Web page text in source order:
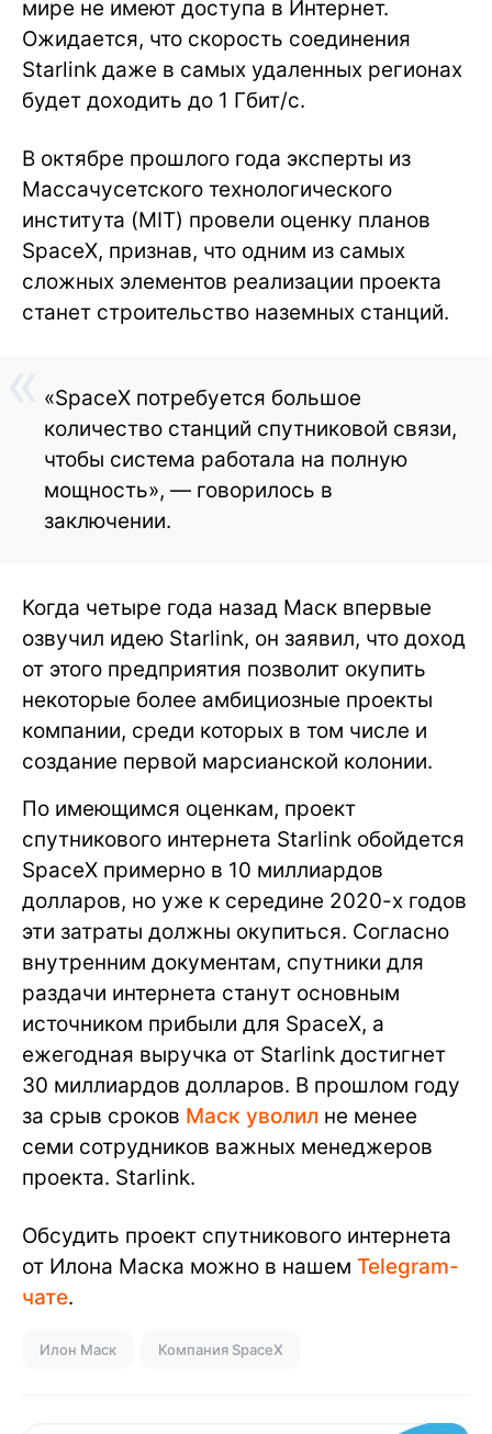
мире не имеют доступа в Интернет.
Ожидается, что скорость соединения
Starlink даже в самых удаленных регионах
будет доходить до 1 Гбит/с.
В октябре прошлого года эксперты из
Массачусетского технологического
института (MIT) провели оценку планов
SpaceX, признав, что одним из самых
сложных элементов реализации проекта
станет строительство наземных станций.
«SpaceX потребуется большое
количество станций спутниковой связи,
чтобы система работала на полную
мощность», — говорилось в
заключении.
Когда четыре года назад Маск впервые
озвучил идею Starlink, он заявил, что доход
от этого предприятия позволит окупить
некоторые более амбициозные проекты
компании, среди которых в том числе и
создание первой марсианской колонии.
По имеющимся оценкам, проект
спутникового интернета Starlink обойдется
SpaceX примерно в 10 миллиардов
долларов, но уже к середине 2020-х годов
эти затраты должны окупиться. Согласно
внутренним документам, спутники для
раздачи интернета станут основным
источником прибыли для SpaceX, а
ежегодная выручка от Starlink достигнет
30 миллиардов долларов. В прошлом году
за срыв сроков Маск уволил не менее
семи сотрудников важных менеджеров
проекта. Starlink.
Обсудить проект спутникового интернета
от Илона Маска можно в нашем Telegram-
чате.
Илон Маск Компания SpaceX